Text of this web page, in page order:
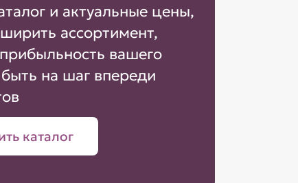
и актуальные цены,
ассортимент,
вашего
на шаг впереди
каталог